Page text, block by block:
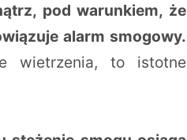
pod warunkiem, że
alarm smogowy.
wietrzenia, to istotne